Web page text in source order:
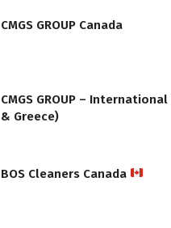
CMGS GROUP Canada
CMGS GROUP –
& Greece)
BOS Cleaners Canada